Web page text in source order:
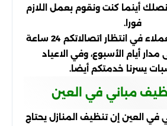
نصلك أينما كنت ونقوم بعمل اللازم
فورا.
فريق خدمة العملاء في انتظار اتصالاتكم 24 ساعة
أيام الأسبوع، وفي الاعياد
يسرنا خدمتكم أيضا.
مباني في العين
العين إن تنظيف المنازل يحتاج